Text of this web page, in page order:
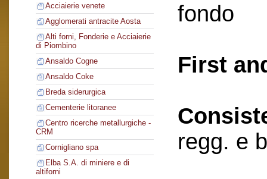
Acciaierie venete
Agglomerati antracite Aosta
Alti forni, Fonderie e Acciaierie
di Piombino
Ansaldo Cogne
Ansaldo Coke
Breda siderurgica
Cementerie litoranee
Centro ricerche metallurgiche -
CRM
Cornigliano spa
Elba S.A. di miniere e di
altiforni
fondo
First
regg. e